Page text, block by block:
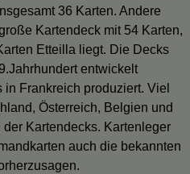
36 Karten. Andere
Kartendeck mit 54 Karten,
Etteilla liegt. Die Decks
entwickelt
Frankreich produziert. Viel
Österreich, Belgien und
Kartendecks. Kartenleger
auch die bekannten